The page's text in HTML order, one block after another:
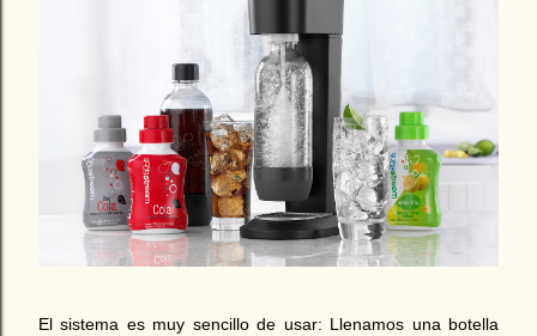
El sistema es muy sencillo de usar: Llenamos una botella